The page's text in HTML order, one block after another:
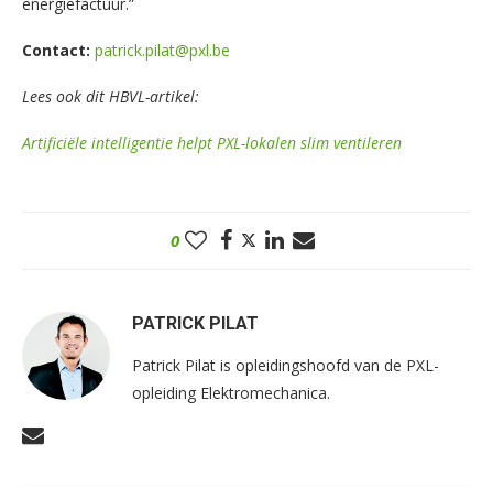
energiefactuur.”
Contact: patrick.pilat@pxl.be
Lees ook dit HBVL-artikel:
Artificiële intelligentie helpt PXL-lokalen slim ventileren
0
PATRICK PILAT
Patrick Pilat is opleidingshoofd van de PXL-
opleiding Elektromechanica.